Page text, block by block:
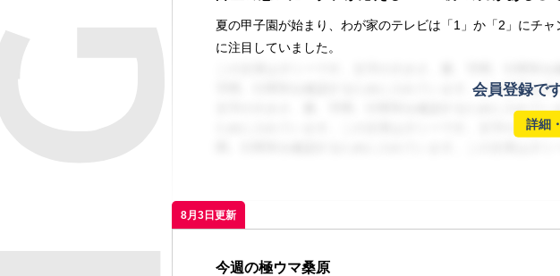
夏の甲子園が始まり、わが家のテレビは「1」か「2」にチ
に注目していました。
会員登録で
詳細
字間、行間等を確認するために入れています。この文章はダ
文字の大きさ、量、字間、行間等を確認するために入れて
ために入れています。この文章はダミーです。文字の大き
8月3日更新
今週の極ウマ桑原